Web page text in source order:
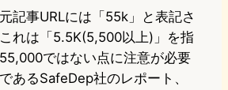
記事URLには「55k」と表記さ
れは「5.5K(5,500以上)」を指
ではない点に注意が必要
あるSafeDep社のレポート、